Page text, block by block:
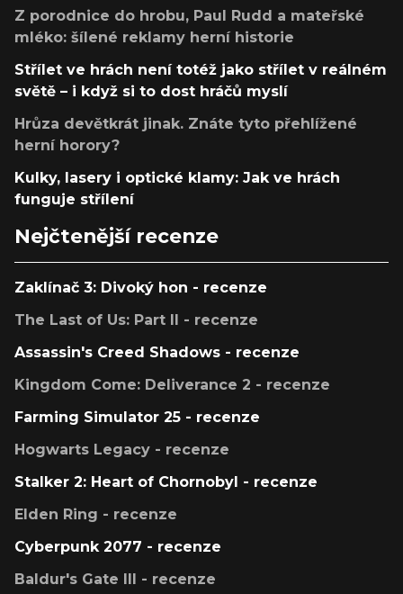
Z porodnice do hrobu, Paul Rudd a mateřské
mléko: šílené reklamy herní historie
Střílet ve hrách není totéž jako střílet v reálném
světě – i když si to dost hráčů myslí
Hrůza devětkrát jinak. Znáte tyto přehlížené
herní horory?
Kulky, lasery i optické klamy: Jak ve hrách
funguje střílení
Nejčtenější recenze
Zaklínač 3: Divoký hon - recenze
The Last of Us: Part II - recenze
Assassin's Creed Shadows - recenze
Kingdom Come: Deliverance 2 - recenze
Farming Simulator 25 - recenze
Hogwarts Legacy - recenze
Stalker 2: Heart of Chornobyl - recenze
Elden Ring - recenze
Cyberpunk 2077 - recenze
Baldur's Gate III - recenze